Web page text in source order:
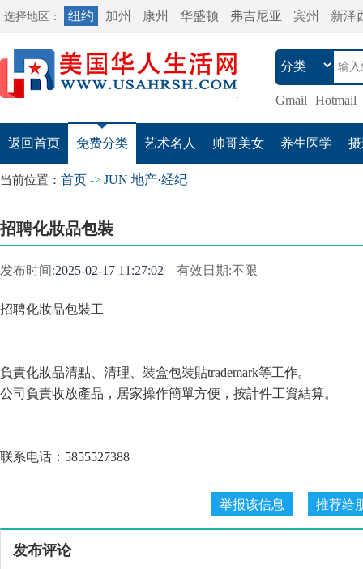
选择地区： 纽约 加州 康州 华盛顿 弗吉尼亚 宾州 新泽
Gmail Hotmail
返回首页 免费分类 艺术名人 帅哥美女 养生医学
当前位置： 首页 -> JUN 地产·经纪
招聘化妝品包裝
发布时间:2025-02-17 11:27:02 有效日期:不限
招聘化妝品包裝工
負責化妝品清點、清理、裝盒包裝貼trademark等工作。
公司負責收放產品，居家操作簡單方便，按計件工資結算。
联系电话：5855527388
发布评论